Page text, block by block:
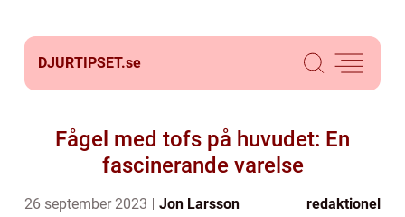
DJURTIPSET.se
Fågel med tofs på huvudet: En
fascinerande varelse
26 september 2023 Jon Larsson redaktionel